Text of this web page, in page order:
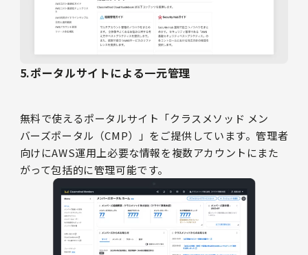
5.ポータルサイトによる一元管理
無料で使えるポータルサイト「クラスメソッド メン
バーズポータル（CMP）」をご提供しています。管理者
向けにAWS運用上必要な情報を複数アカウントにまた
がって包括的に管理可能です。